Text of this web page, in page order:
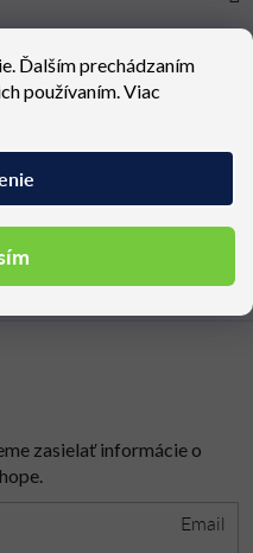
Ďalším prechádzaním
používaním. Viac
Doprava nad 300 €
Vzorky tkanín na
zasielať informácie o
Email